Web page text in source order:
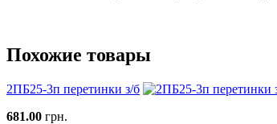
Похожие товары
2ПБ25-3п перетинки з/б
681.00 грн.